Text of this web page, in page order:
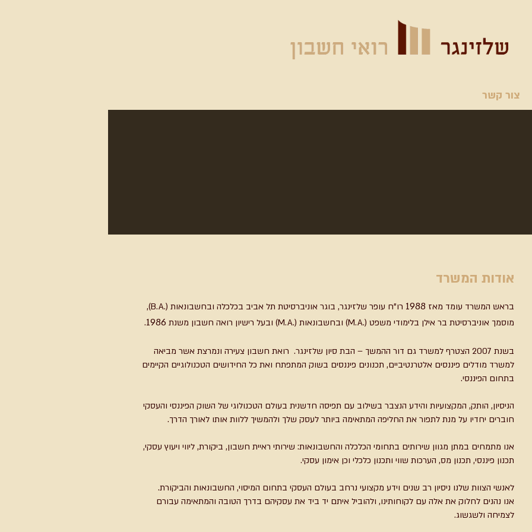
צור קשר
בראש המשרד עומד מאז 1988
רו"ח עופר שלזינגר, בוגר אוניברסיטת תל אביב בכלכלה ובחשבונאות (.B.A),
מוסמך אוניברסיטת בר אילן בלימודי משפט (.M.A) ובחשבונאות (.M.A) ובעל רישיון רואה חשבון משנת
1986
.
בשנת 2007 הצטרף למשרד גם דור ההמשך – הבת סיון שלזינגר. רואת חשבון צעירה ונמרצת אשר מביאה
למשרד מודלים פיננסים אלטרנטיביים, תכנונים פיננסים בשוק המתפתח ואת כל החידושים הטכנולוגיים הקיימים
בתחום הפיננסי.
הניסיון, הותק, המקצועיות והידע הנצבר בשילוב עם תפיסה חדשנית בעולם הטכנולוגי של השוק הפיננסי והעסקי
חוברים יחדיו על מנת לתפור את החליפה המתאימה ביותר לעסק שלך ולהמשיך ללוות אותו לאורך הדרך.
אנו מתמחים במתן מגוון שירותים בתחומי הכלכלה והחשבונאות: שירותי ראיית חשבון, ביקורת, ליווי ויעוץ עסקי,
תכנון פיננסי, תכנון מס, הערכות שווי ותכנון כלכלי וכן אימון עסקי.
לאנשי הצוות שלנו ניסיון רב שנים וידע מקצועי נרחב בעולם העסקי בתחום המיסוי, החשבונאות והביקורת.
אנו נהנים לחלוק את אלה עם לקוחותינו, ולהוביל איתם יד ביד את עסקיהם בדרך הטובה והמתאימה עבורם
לצמיחה ולשגשוג.
אודות המשרד